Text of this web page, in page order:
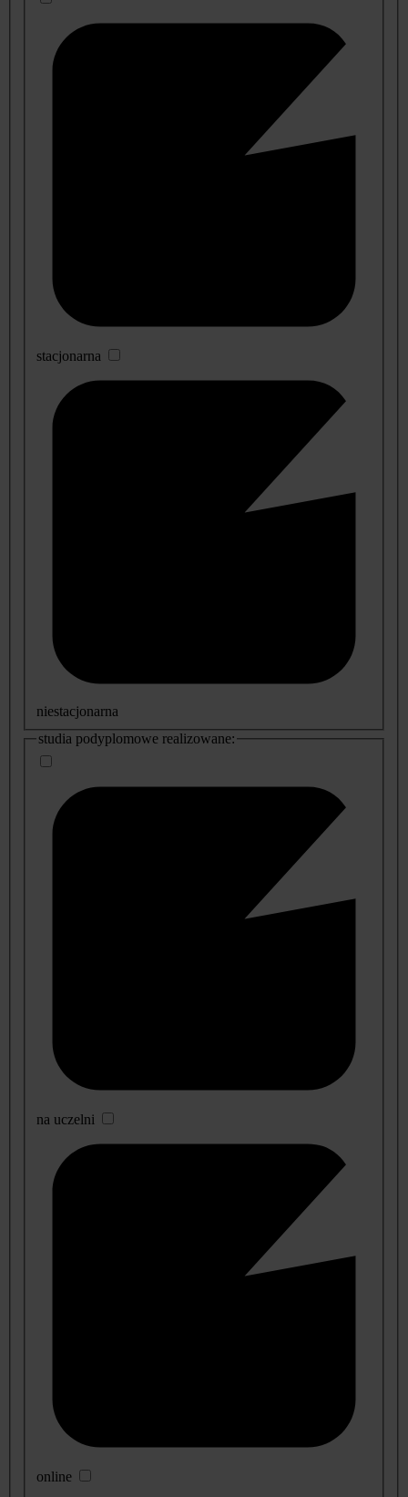
stacjonarna
niestacjonarna
studia podyplomowe realizowane:
na uczelni
online